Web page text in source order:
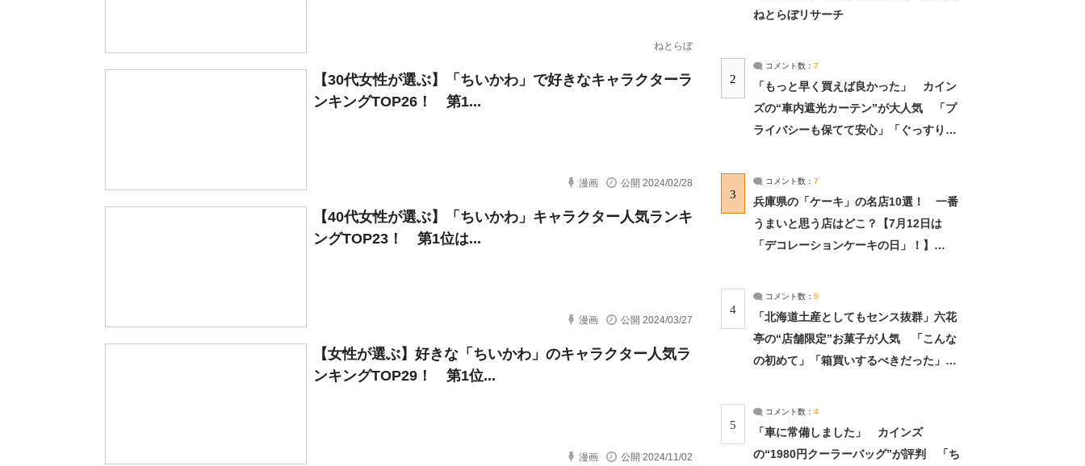
ねとらぼ
【30代女性が選ぶ】「ちいかわ」で好きなキャラクターラ
ンキングTOP26！ 第1...
漫画 公開 2024/02/28
【40代女性が選ぶ】「ちいかわ」キャラクター人気ランキ
ングTOP23！ 第1位は...
漫画 公開 2024/03/27
【女性が選ぶ】好きな「ちいかわ」のキャラクター人気ラ
ンキングTOP29！ 第1位...
漫画 公開 2024/11/02
ねとらぼリサーチ
2
コメント数： 7
「もっと早く買えば良かった」 カイン
ズの“車内遮光カーテン”が大人気 「プ
ライバシーも保てて安心」「ぐっすり眠
3
コメント数： 7
兵庫県の「ケーキ」の名店10選！ 一番
うまいと思う店はどこ？【7月12日は
「デコレーションケーキの日」！】
4
コメント数： 5
「北海道土産としてもセンス抜群」六花
亭の“店舗限定”お菓子が人気 「こんな
の初めて」「箱買いするべきだった」
5
コメント数： 4
「車に常備しました」 カインズ
の“1980円クーラーバッグ”が評判 「ち